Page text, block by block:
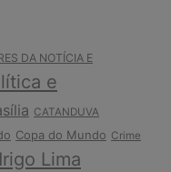
DA NOTÍCIA E
e
CATANDUVA
Copa do Mundo Crime
Lima